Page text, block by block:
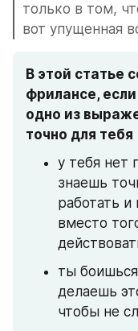
только в том,
вот упущенная
В этой статье
фрилансе,
одно из
точно для тебя
у тебя нет
знаешь
работать
вместо
ты
делаешь
чтобы не